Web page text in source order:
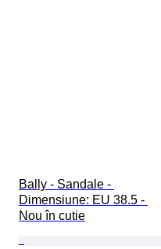
Bally - Sandale -
Dimensiune: EU 38.5 -
Nou în cutie